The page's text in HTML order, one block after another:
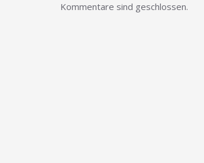
Kommentare sind geschlossen.